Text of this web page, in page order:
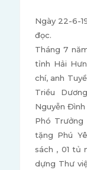
Ngày 22-6-
đọc.
Tháng 7
tỉnh Hải
chí, anh
Triều
Nguyễn
Phó Trưởng
tặng Phú
sách , 01 tủ
dựng Thư